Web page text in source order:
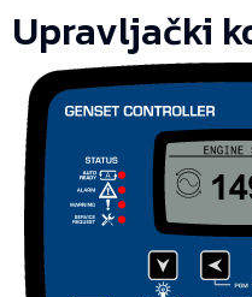
Upravljački